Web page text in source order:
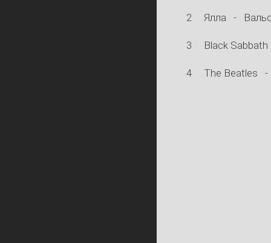
2 Ялла -
3 Black Sabbath
4 The Beatles -